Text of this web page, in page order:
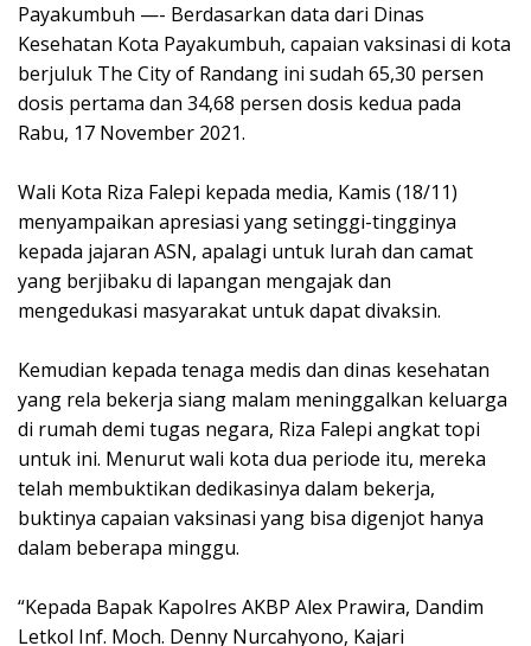
Payakumbuh —- Berdasarkan data dari Dinas
Kesehatan Kota Payakumbuh, capaian vaksinasi di kota
berjuluk The City of Randang ini sudah 65,30 persen
dosis pertama dan 34,68 persen dosis kedua pada
Rabu, 17 November 2021.
Wali Kota Riza Falepi kepada media, Kamis (18/11)
menyampaikan apresiasi yang setinggi-tingginya
kepada jajaran ASN, apalagi untuk lurah dan camat
yang berjibaku di lapangan mengajak dan
mengedukasi masyarakat untuk dapat divaksin.
Kemudian kepada tenaga medis dan dinas kesehatan
yang rela bekerja siang malam meninggalkan keluarga
di rumah demi tugas negara, Riza Falepi angkat topi
untuk ini. Menurut wali kota dua periode itu, mereka
telah membuktikan dedikasinya dalam bekerja,
buktinya capaian vaksinasi yang bisa digenjot hanya
dalam beberapa minggu.
“Kepada Bapak Kapolres AKBP Alex Prawira, Dandim
Letkol Inf. Moch. Denny Nurcahyono, Kajari